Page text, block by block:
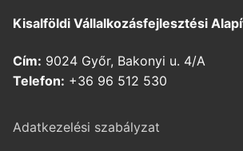
Kisalföldi Vállalkozásfejlesztési
Cím: 9024 Győr, Bakonyi u. 4/A
Telefon: +36 96 512 530
Adatkezelési szabályzat